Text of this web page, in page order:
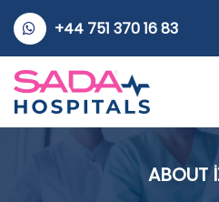
+44 751 370 16 83
ABOUT